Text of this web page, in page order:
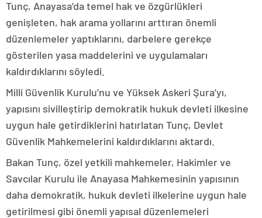
Tunç, Anayasa’da temel hak ve özgürlükleri
genişleten, hak arama yollarını arttıran önemli
düzenlemeler yaptıklarını, darbelere gerekçe
gösterilen yasa maddelerini ve uygulamaları
kaldırdıklarını söyledi.
Milli Güvenlik Kurulu’nu ve Yüksek Askeri Şura’yı,
yapısını sivilleştirip demokratik hukuk devleti ilkesine
uygun hale getirdiklerini hatırlatan Tunç, Devlet
Güvenlik Mahkemelerini kaldırdıklarını aktardı.
Bakan Tunç, özel yetkili mahkemeler, Hakimler ve
Savcılar Kurulu ile Anayasa Mahkemesinin yapısının
daha demokratik, hukuk devleti ilkelerine uygun hale
getirilmesi gibi önemli yapısal düzenlemeleri